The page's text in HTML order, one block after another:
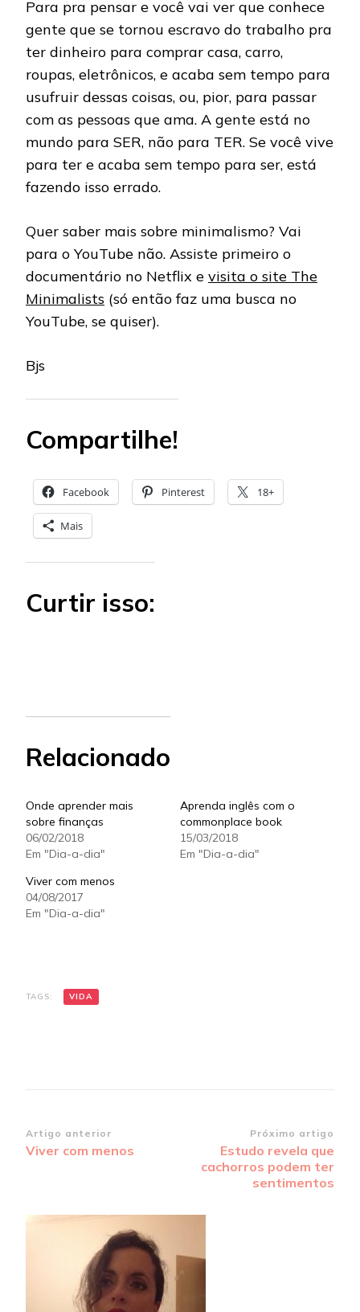
Para pra pensar e você vai ver que conhece
gente que se tornou escravo do trabalho pra
ter dinheiro para comprar casa, carro,
roupas, eletrônicos, e acaba sem tempo para
usufruir dessas coisas, ou, pior, para passar
com as pessoas que ama. A gente está no
mundo para SER, não para TER. Se você vive
para ter e acaba sem tempo para ser, está
fazendo isso errado.
Quer saber mais sobre minimalismo? Vai
para o YouTube não. Assiste primeiro o
documentário no Netflix e visita o site The
Minimalists (só então faz uma busca no
YouTube, se quiser).
Bjs
Compartilhe!
Facebook Pinterest 18+
Mais
Curtir isso:
Relacionado
Onde aprender mais
sobre finanças
06/02/2018
Em "Dia-a-dia"
Aprenda inglês com o
commonplace book
15/03/2018
Em "Dia-a-dia"
Viver com menos
04/08/2017
Em "Dia-a-dia"
TAGS: VIDA
Navegação
de
Artigo anterior
Viver com menos
Próximo artigo
Estudo revela que
cachorros podem ter
sentimentos